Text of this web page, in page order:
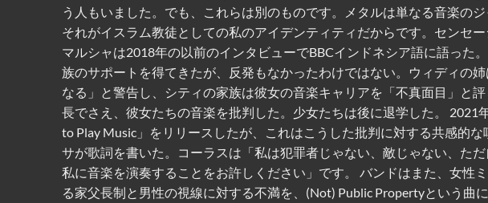
う人もいました。でも、これらは別のものです。メタルは単なる音楽の
それがイスラム教徒としての私のアイデンティティだからです。センセ
マルシャは2018年の以前のインタビューでBBCインドネシア語に語った
族のサポートを得てきたが、反発もなかったわけではない。ウィディの
なる」と警告し、シティの家族は彼女の音楽キャリアを「不真面目」と
長でさえ、彼女たちの音楽を批判した。少女たちは後に退学した。 2021
to Play Music」をリリースしたが、これはこうした批判に対する共感的
サが歌詞を書いた。コーラスは「私は犯罪者じゃない、敵じゃない、た
私に音楽を演奏することをお許しください」です。 バンドはまた、女性
る家父長制と男性の視線に対する不満を、(Not) Public Propertyという曲